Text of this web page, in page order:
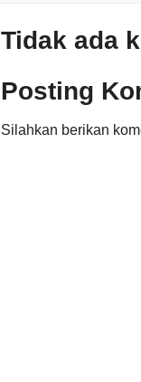
Tidak ada
Posting
Silahkan berikan